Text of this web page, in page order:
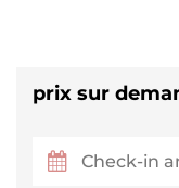
prix sur